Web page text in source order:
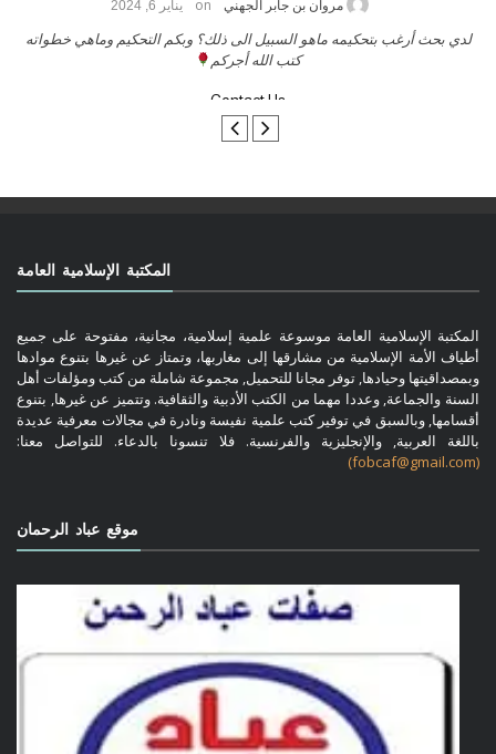
مروان بن جابر الجهني on يناير 6, 2024
لدي بحث أرغب بتحكيمه ماهو السبيل الى ذلك؟ وبكم التحكيم وماهي خطواته
كتب الله أجركم
Contact Us
المكتبة الإسلامية العامة
المكتبة الإسلامية العامة موسوعة علمية إسلامية، مجانية، مفتوحة على جميع
أطياف الأمة الإسلامية من مشارقها إلى مغاربها، وتمتاز عن غيرها بتنوع موادها
وبمصداقيتها وحيادها, توفر مجانا للتحميل, مجموعة شاملة من كتب ومؤلفات أهل
السنة والجماعة, وعددا مهما من الكتب الأدبية والثقافية. وتتميز عن غيرها, بتنوع
أقسامها, وبالسبق في توفير كتب علمية نفيسة ونادرة في مجالات معرفية عديدة
باللغة العربية, والإنجليزية والفرنسية. فلا تنسونا بالدعاء. للتواصل معنا:
(fobcaf@gmail.com)
موقع عباد الرحمان